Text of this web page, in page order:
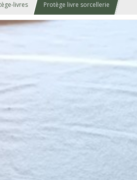
livres Protège livre sorcellerie